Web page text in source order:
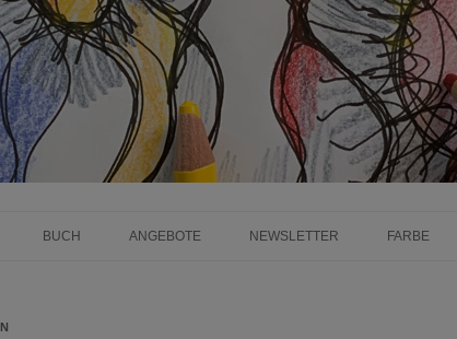
Inhalt
BUCH ANGEBOTE NEWSLETTER FARBE